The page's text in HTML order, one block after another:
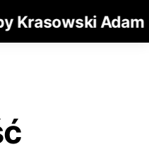
Krasowski Adam